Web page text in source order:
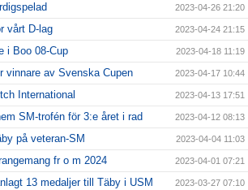
2023-04-26 21:20
vårt D-lag 2023-04-24 21:15
i Boo 08-Cup 2023-04-18 11:19
vinnare av Svenska Cupen 2023-04-17 10:44
International 2023-04-13 17:51
SM-trofén för 3:e året i rad 2023-04-12 08:13
på veteran-SM 2023-04-04 11:03
fr o m 2024 2023-04-01 07:21
13 medaljer till Täby i USM 2023-03-27 07:10